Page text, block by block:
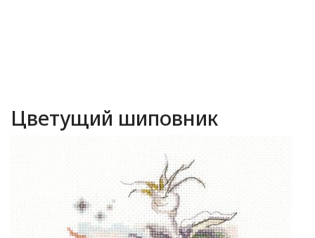
Цветущий шиповник